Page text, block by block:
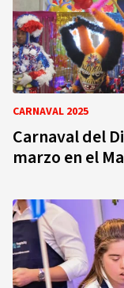
CARNAVAL 2025
Carnaval del
marzo en el